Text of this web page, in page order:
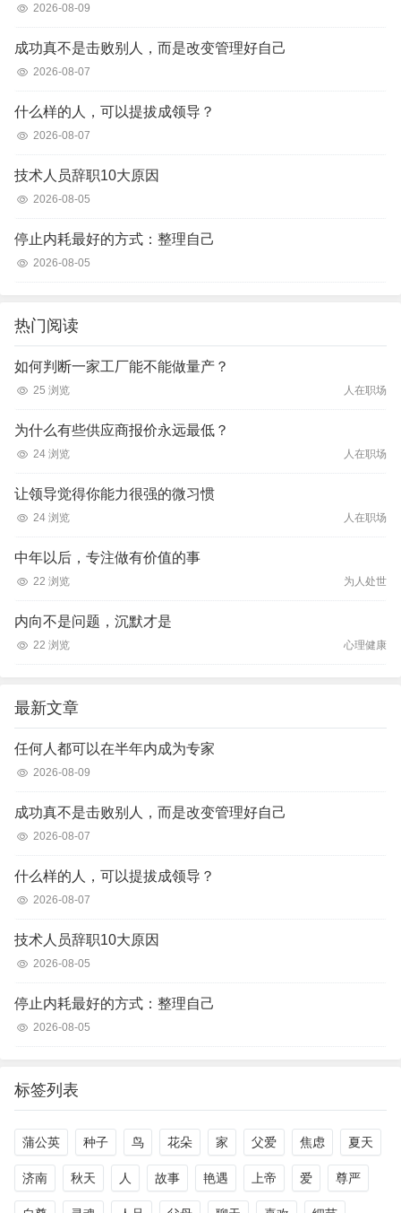
2026-08-09
成功真不是击败别人，而是改变管理好自己
2026-08-07
什么样的人，可以提拔成领导？
2026-08-07
技术人员辞职10大原因
2026-08-05
停止内耗最好的方式：整理自己
2026-08-05
热门阅读
如何判断一家工厂能不能做量产？
25 浏览 人在职场
为什么有些供应商报价永远最低？
24 浏览 人在职场
让领导觉得你能力很强的微习惯
24 浏览 人在职场
中年以后，专注做有价值的事
22 浏览 为人处世
内向不是问题，沉默才是
22 浏览 心理健康
最新文章
任何人都可以在半年内成为专家
2026-08-09
成功真不是击败别人，而是改变管理好自己
2026-08-07
什么样的人，可以提拔成领导？
2026-08-07
技术人员辞职10大原因
2026-08-05
停止内耗最好的方式：整理自己
2026-08-05
标签列表
蒲公英 种子 鸟 花朵 家 父爱 焦虑 夏天
济南 秋天 人 故事 艳遇 上帝 爱 尊严